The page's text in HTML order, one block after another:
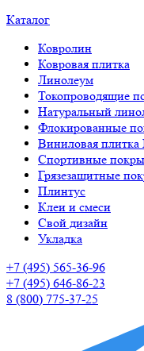
Каталог
Ковролин
Ковровая плитка
Линолеум
Токопроводящие
Натуральный
Флокированные
Виниловая
Спортивные
Грязезащитные
Плинтус
Клеи и смеси
Свой дизайн
Укладка
+7 (495) 565-36-96
+7 (495) 646-86-23
8 (800) 775-37-25